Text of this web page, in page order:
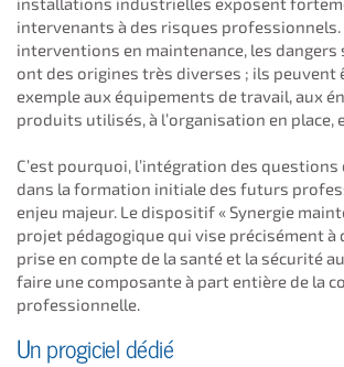
intervenants à des risques professionnels.
interventions en maintenance, les
ont des origines très diverses ; ils peuvent
exemple aux équipements de travail, aux
produits utilisés, à l’organisation en place,
C’est pourquoi, l’intégration des
dans la formation initiale des futurs
enjeu majeur. Le dispositif « Synergie
projet pédagogique qui vise précisément à
prise en compte de la santé et la sécurité
faire une composante à part entière de la
professionnelle.
Un progiciel dédié